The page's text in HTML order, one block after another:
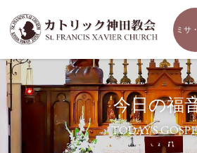
ミサ
今日の福
TODAY'S